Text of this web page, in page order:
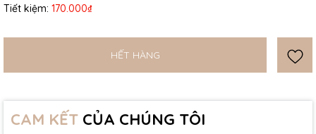
Tiết kiệm: 170.000₫
HẾT HÀNG
CAM KẾT CỦA CHÚNG TÔI